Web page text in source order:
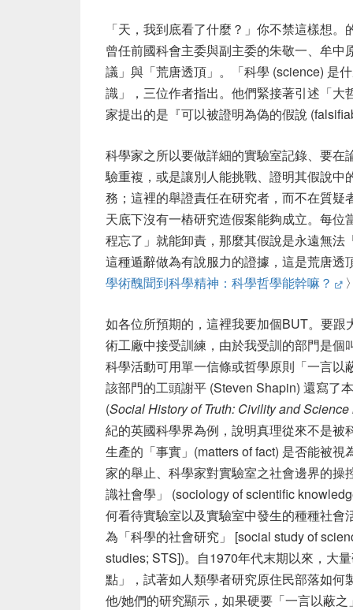
「天，我到底看了什麼？」你不禁這樣想
曾任前國科會主委與副主委的朱敬一、牟中
議」與「荒唐透頂」。「科學 (science) 是
識」，三位作者指出。他們緊接著引述「
家提出的是『可以被證明為偽的假說
科學家之所以要做詳細的實驗室記錄、要
驗重複，或是讓別人能挑戰、證明其假說
務；這裡的舉證責任在研究者，而不在質
天底下沒有一樁研究造假案能夠成立。每
程忘了」就能卸責，那麼其假說是永遠無
這種遁辭做為有說服力的證據，這是荒唐
學術醜聞到科學精神：科學哲學能幹嘛？
如各位所預期的，這裡我要加個BUT。要
術工廠中接受訓練，由於我受訓的部門是
科學活動可用單一信條或哲學原則「一言
該部門的工頭謝平 (Steven Shapin) 還寫了
(Social History of Truth: Civility and
紀的英國科學界為例，說明真理從來不是
生產的「事實」(matters of fact) 是否能被
家的舉止、科學家對實驗室之社會邊界的
識社會學」 (sociology of scientific
何看待實驗室以及實驗室中發生的種種社
為「科學的社會研究」 [social study of
studies; STS])。自1970年代末期以來，大
點」，試著如人類學者研究原住民部落如
他/她們的研究顯示，如果硬要「一言以蔽